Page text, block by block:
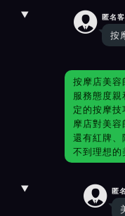
 匿名客
按
按摩店美容
服務態度
定的按摩
摩店對美
還有紅牌、
不到理想的
 匿